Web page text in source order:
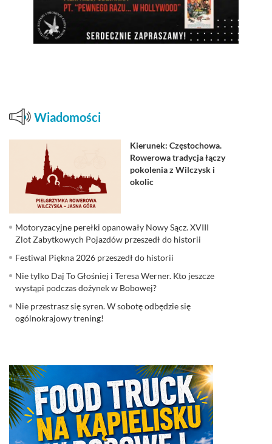
Wiadomości
Kierunek: Częstochowa.
Rowerowa tradycja łączy
pokolenia z Wilczysk i
okolic
Motoryzacyjne perełki opanowały Nowy Sącz. XVIII
Zlot Zabytkowych Pojazdów przeszedł do historii
Festiwal Piękna 2026 przeszedł do historii
Nie tylko Daj To Głośniej i Teresa Werner. Kto jeszcze
wystąpi podczas dożynek w Bobowej?
Nie przestrasz się syren. W sobotę odbędzie się
ogólnokrajowy trening!